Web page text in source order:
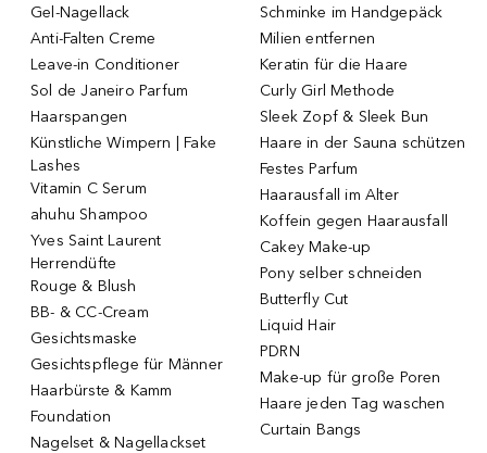
Gel-Nagellack
Anti-Falten Creme
Leave-in Conditioner
Sol de Janeiro Parfum
Haarspangen
Künstliche Wimpern | Fake
Lashes
Vitamin C Serum
ahuhu Shampoo
Yves Saint Laurent
Herrendüfte
Rouge & Blush
BB- & CC-Cream
Gesichtsmaske
Gesichtspflege für Männer
Haarbürste & Kamm
Foundation
Nagelset & Nagellackset
Schminke im Handgepäck
Milien entfernen
Keratin für die Haare
Curly Girl Methode
Sleek Zopf & Sleek Bun
Haare in der Sauna schützen
Festes Parfum
Haarausfall im Alter
Koffein gegen Haarausfall
Cakey Make-up
Pony selber schneiden
Butterfly Cut
Liquid Hair
PDRN
Make-up für große Poren
Haare jeden Tag waschen
Curtain Bangs